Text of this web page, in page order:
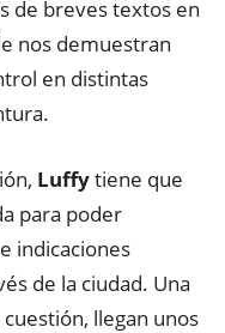
de breves textos en
nos demuestran
en distintas
Luffytiene que
para poder
indicaciones
de la ciudad. Una
llegan unos